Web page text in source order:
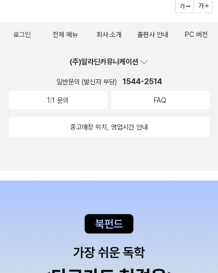
로그인 전체 메뉴 회사 소개 출판사 안내 PC 버전
(주)알라딘커뮤니케이션
일반문의 (발신자 부담) 1544-2514
1:1 문의 FAQ
중고매장 위치, 영업시간 안내